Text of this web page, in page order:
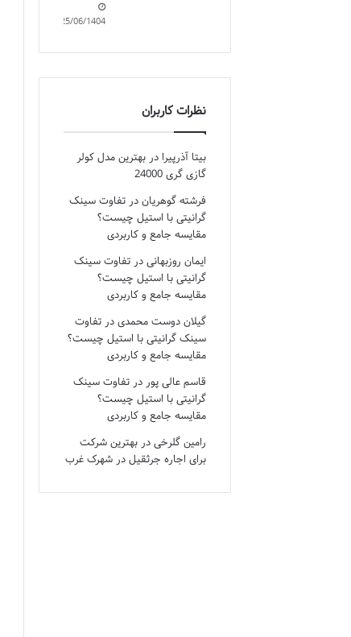
25/06/1404
نظرات کاربران
بیتا آذرپیرا دربهترین مدل کولر
گازی گری 24000
فرشته گوهریان درتفاوت سینک
گرانیتی با استیل چیست؟
مقایسه جامع و کاربردی
ایمان روزبهانی درتفاوت سینک
گرانیتی با استیل چیست؟
مقایسه جامع و کاربردی
گیلان دوست محمدی درتفاوت
سینک گرانیتی با استیل چیست؟
مقایسه جامع و کاربردی
قاسم عالی پور درتفاوت سینک
گرانیتی با استیل چیست؟
مقایسه جامع و کاربردی
رامین گلرخی دربهترین شرکت
برای اجاره جرثقیل در شهرک غرب